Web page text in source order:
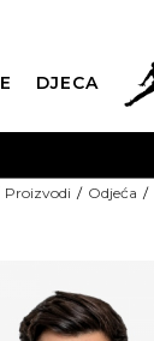
DJECA
Proizvodi Odjeća